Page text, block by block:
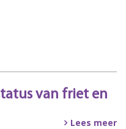
van friet en
Lees meer